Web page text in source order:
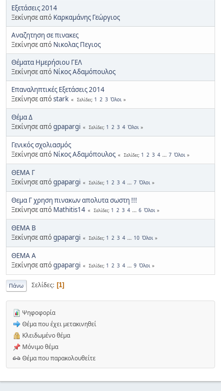
Εξετάσεις 2014
Ξεκίνησε από Καρκαμάνης Γεώργιος
Αναζητηση σε πινακες
Ξεκίνησε από Νικολας Πεγιος
Θέματα Ημερήσιου ΓΕΛ
Ξεκίνησε από Νίκος Αδαμόπουλος
Επαναληπτικές Εξετάσεις 2014
Ξεκίνησε απόstark Σελίδες 1 2 3 Όλοι
Θέμα Δ
Ξεκίνησε απόgpapargi Σελίδες 1 2 3 4 Όλοι
Γενικός σχολιασμός
Ξεκίνησε από Νίκος Αδαμόπουλος Σελίδες 1 2 3 4 ... 7 Όλοι
ΘΕΜΑ Γ
Ξεκίνησε απόgpapargi Σελίδες 1 2 3 4 ... 7 Όλοι
Θεμα Γ χρηση πινακων απολυτα σωστη !!!
Ξεκίνησε από Mathitis14 Σελίδες 1 2 3 4 ... 6 Όλοι
ΘΕΜΑ Β
Ξεκίνησε απόgpapargi Σελίδες 1 2 3 4 ... 10 Όλοι
ΘΕΜΑ Α
Ξεκίνησε απόgpapargi Σελίδες 1 2 3 4 ... 9 Όλοι
Πάνω Σελίδες 1
Ψηφοφορία
Θέμα που έχει μετακινηθεί
Κλειδωμένο θέμα
Μόνιμο θέμα
Θέμα που παρακολουθείτε